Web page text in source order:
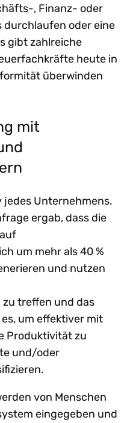
, Finanz- oder
durchlaufen oder eine
gibt zahlreiche
heute in
überwinden
mit
jedes Unternehmens.
ergab, dass die
um mehr als 40 %
und nutzen
treffen und das
um effektiver mit
Produktivität zu
und/oder
von Menschen
eingegeben und